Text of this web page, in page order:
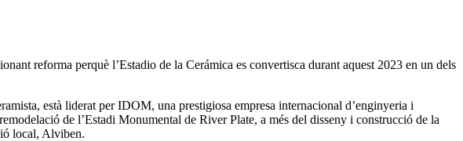
reforma perquè l’Estadio de la Cerámica es convertisca durant aquest 2023 en un dels
està liderat per IDOM, una prestigiosa empresa internacional d’enginyeria i
de l’Estadi Monumental de River Plate, a més del disseny i construcció de la
local, Alviben.